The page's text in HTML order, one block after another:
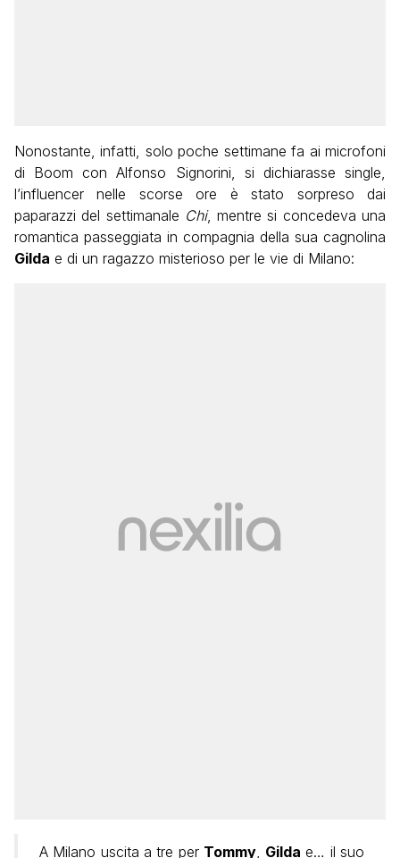
Nonostante, infatti, solo poche settimane fa ai microfoni
di Boom con Alfonso Signorini, si dichiarasse single,
l’influencer nelle scorse ore è stato sorpreso dai
paparazzi del settimanale Chi, mentre si concedeva una
romantica passeggiata in compagnia della sua cagnolina
Gilda e di un ragazzo misterioso per le vie di Milano:
A Milano uscita a tre per Tommy, Gilda e… il suo